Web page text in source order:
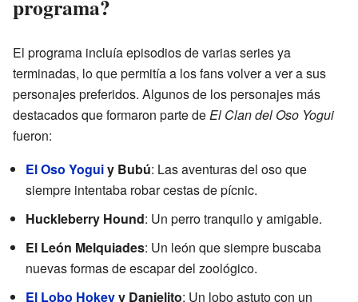
programa?
El programa incluía episodios de varias series ya
terminadas, lo que permitía a los fans volver a ver a sus
personajes preferidos. Algunos de los personajes más
destacados que formaron parte deEl Clan del Oso Yogui
fueron:
El Oso Yoguiy Bubú: Las aventuras del oso que
siempre intentaba robar cestas de pícnic.
Huckleberry Hound: Un perro tranquilo y amigable.
El León Melquiades: Un león que siempre buscaba
nuevas formas de escapar del zoológico.
El Lobo Hokeyy Danielito: Un lobo astuto con un